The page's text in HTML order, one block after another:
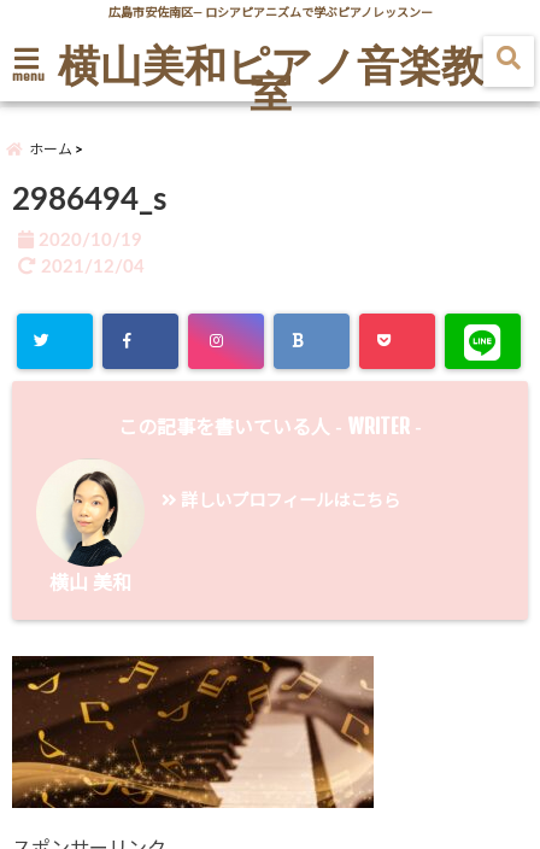
広島市安佐南区― ロシアピアニズムで学ぶピアノレッスンー
menu 横山美和ピアノ音楽教
室
ホーム
2986494_s
2020/10/19
2021/12/04
この記事を書いている人 - WRITER -
横山 美和
詳しいプロフィールはこちら